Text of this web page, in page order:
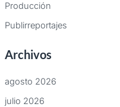
Producción
Publirreportajes
Archivos
agosto 2026
julio 2026